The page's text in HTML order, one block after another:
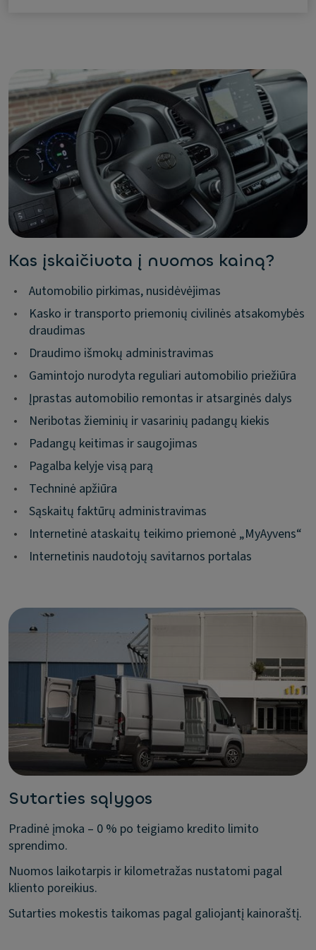
Kas įskaičiuota į nuomos kainą?
•
Automobilio pirkimas, nusidėvėjimas
•
Kasko ir transporto priemonių civilinės atsakomybės
draudimas
•
Draudimo išmokų administravimas
•
Gamintojo nurodyta reguliari automobilio priežiūra
•
Įprastas automobilio remontas ir atsarginės dalys
•
Neribotas žieminių ir vasarinių padangų kiekis
•
Padangų keitimas ir saugojimas
•
Pagalba kelyje visą parą
•
Techninė apžiūra
•
Sąskaitų faktūrų administravimas
•
Internetinė ataskaitų teikimo priemonė „MyAyvens“
•
Internetinis naudotojų savitarnos portalas
Sutarties sąlygos
Pradinė įmoka – 0 % po teigiamo kredito limito
sprendimo.
Nuomos laikotarpis ir kilometražas nustatomi pagal
kliento poreikius.
Sutarties mokestis taikomas pagal galiojantį kainoraštį.